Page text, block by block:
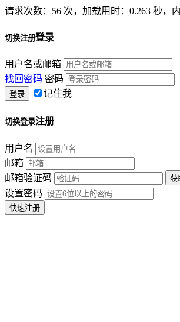
请求次数：56 次，加载用时：0.263 秒，
切换注册登录
用户名或邮箱
找回密码 密码
记住我
切换登录注册
用户名
邮箱
邮箱验证码
设置密码